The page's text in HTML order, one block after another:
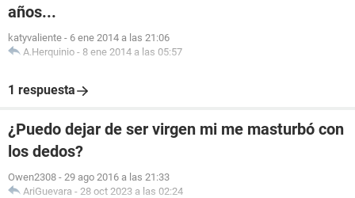
años...
katyvaliente - 6 ene 2014 a las 21:06
A.Herquinio - 8 ene 2014 a las 05:57
1 respuesta
¿Puedo dejar de ser virgen mi me masturbó con
los dedos?
Owen2308 - 29 ago 2016 a las 21:33
AriGuevara - 28 oct 2023 a las 02:24